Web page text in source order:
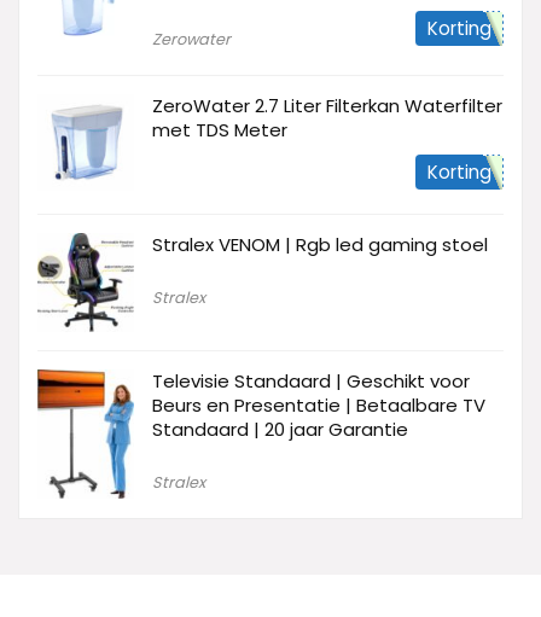
Zerowater Korting
ZeroWater 2.7 Liter Filterkan Waterfilter
met TDS Meter
Korting
Stralex VENOM | Rgb led gaming stoel
Stralex
Televisie Standaard | Geschikt voor
Beurs en Presentatie | Betaalbare TV
Standaard | 20 jaar Garantie
Stralex